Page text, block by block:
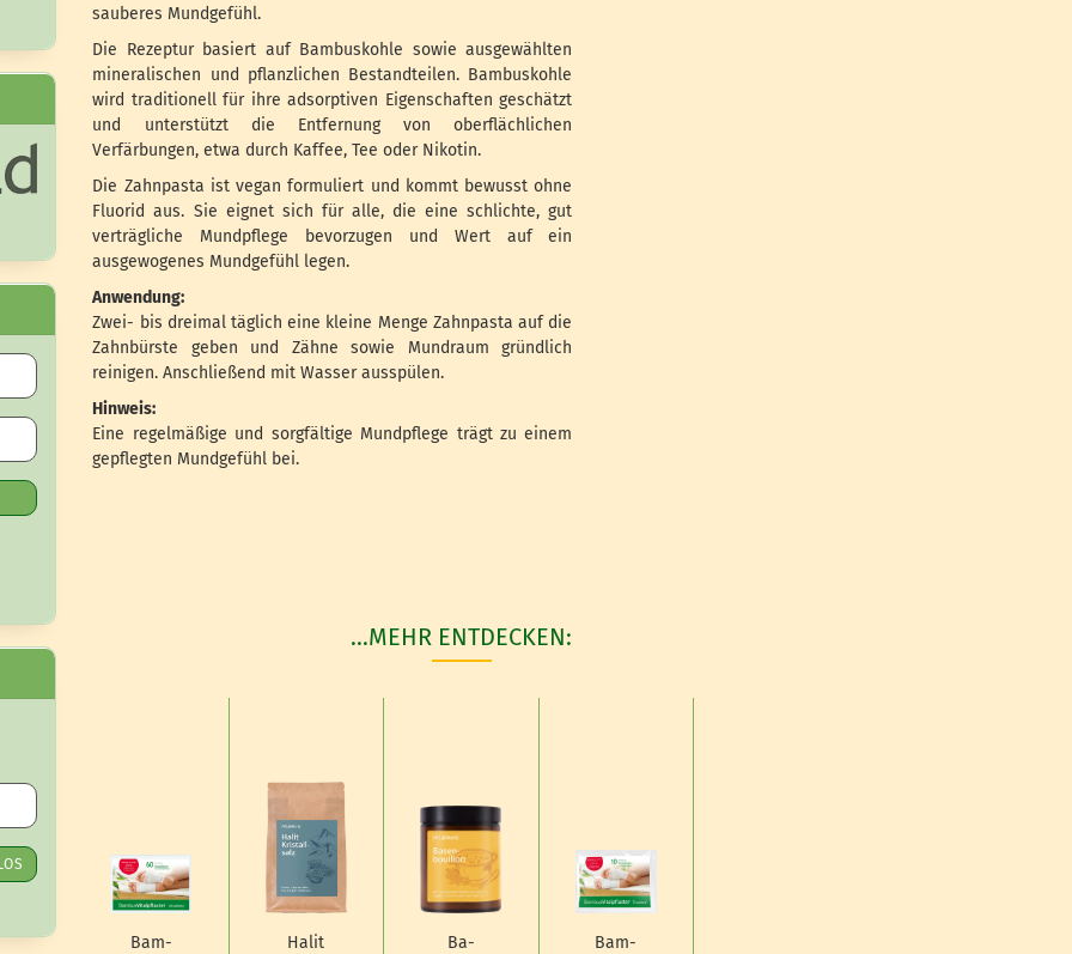
sauberes Mundgefühl.
Die Rezeptur basiert auf Bambuskohle sowie ausgewählten
mineralischen und pflanzlichen Bestandteilen. Bambuskohle
wird traditionell für ihre adsorptiven Eigenschaften geschätzt
und unterstützt die Entfernung von oberflächlichen
Verfärbungen, etwa durch Kaffee, Tee oder Nikotin.
Die Zahnpasta ist vegan formuliert und kommt bewusst ohne
Fluorid aus. Sie eignet sich für alle, die eine schlichte, gut
verträgliche Mundpflege bevorzugen und Wert auf ein
ausgewogenes Mundgefühl legen.
Anwendung:
Zwei- bis dreimal täglich eine kleine Menge Zahnpasta auf die
Zahnbürste geben und Zähne sowie Mundraum gründlich
reinigen. Anschließend mit Wasser ausspülen.
Hinweis:
Eine regelmäßige und sorgfältige Mundpflege trägt zu einem
gepflegten Mundgefühl bei.
...MEHR ENTDECKEN:
Bam­
Halit
Ba­
Bam­
LOS